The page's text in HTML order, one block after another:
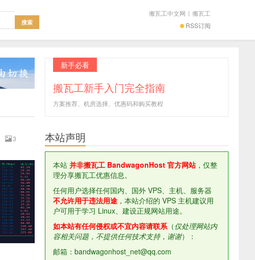
RSS订阅
搬瓦工中文网 | 搬瓦工
3
新手必看
搬瓦工新手入门完全指南
方案推荐、机房选择、优惠码和购买教程
本站声明
本站 并非搬瓦工 BandwagonHost 官方网站，仅整
理分享搬瓦工优惠信息。
任何用户选择任何国内、国外 VPS、主机、服务器
不允许用于违法用途 ，本站介绍的 VPS 主机建议用
户可用于学习 Linux、建设正规网站用途。
如本站有任何侵权或不宜内容请联系（仅处理网站内
容相关问题，不提供任何技术支持，谢谢）：
邮箱：bandwagonhost_net@qq.com